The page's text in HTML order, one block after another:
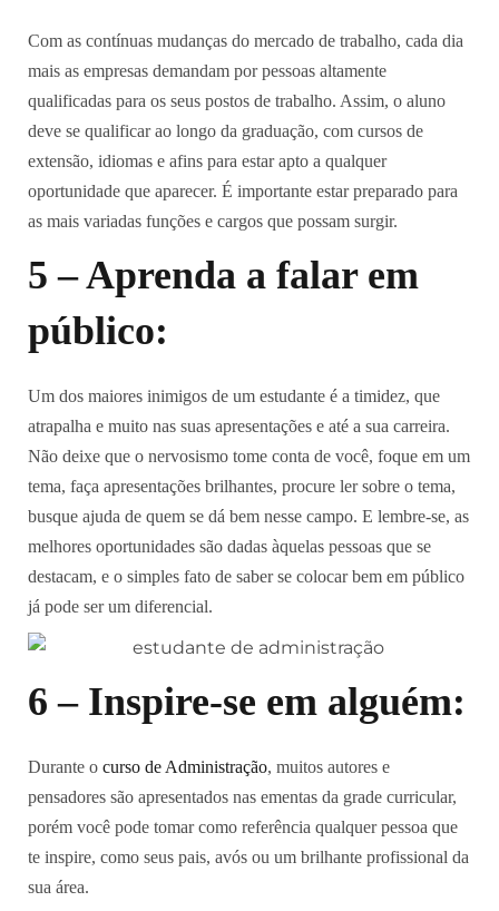
Com as contínuas mudanças do mercado de trabalho, cada dia
mais as empresas demandam por pessoas altamente
qualificadas para os seus postos de trabalho. Assim, o aluno
deve se qualificar ao longo da graduação, com cursos de
extensão, idiomas e afins para estar apto a qualquer
oportunidade que aparecer. É importante estar preparado para
as mais variadas funções e cargos que possam surgir.
5 – Aprenda a falar em
público:
Um dos maiores inimigos de um estudante é a timidez, que
atrapalha e muito nas suas apresentações e até a sua carreira.
Não deixe que o nervosismo tome conta de você, foque em um
tema, faça apresentações brilhantes, procure ler sobre o tema,
busque ajuda de quem se dá bem nesse campo. E lembre-se, as
melhores oportunidades são dadas àquelas pessoas que se
destacam, e o simples fato de saber se colocar bem em público
já pode ser um diferencial.
6 – Inspire-se em alguém:
Durante o curso de Administração, muitos autores e
pensadores são apresentados nas ementas da grade curricular,
porém você pode tomar como referência qualquer pessoa que
te inspire, como seus pais, avós ou um brilhante profissional da
sua área.